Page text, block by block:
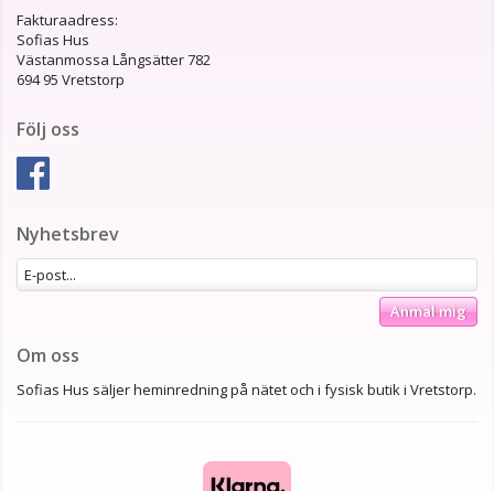
Fakturaadress:
Sofias Hus
Västanmossa Långsätter 782
694 95 Vretstorp
Följ oss
Nyhetsbrev
Anmäl mig
Om oss
Sofias Hus säljer heminredning på nätet och i fysisk butik i Vretstorp.